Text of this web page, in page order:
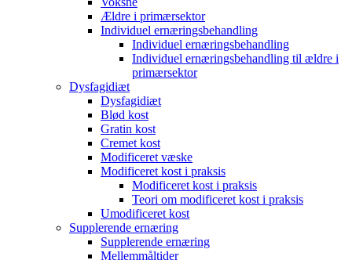
Ældre i primærsektor
Individuel ernæringsbehandling
Individuel ernæringsbehandling
Individuel ernæringsbehandling til ældre i
primærsektor
Dysfagidiæt
Dysfagidiæt
Blød kost
Gratin kost
Cremet kost
Modificeret væske
Modificeret kost i praksis
Modificeret kost i praksis
Teori om modificeret kost i praksis
Umodificeret kost
Supplerende ernæring
Supplerende ernæring
Mellemmåltider